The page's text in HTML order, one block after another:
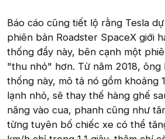
Báo cáo cũng tiết lộ rằng Tesla
phiên bản Roadster SpaceX giới
thống đẩy này, bên cạnh một
"thu nhỏ" hơn. Từ năm 2018, ông
thống này, mô tả nó gồm khoảng
lạnh nhỏ, sẽ thay thế hàng ghế
năng vào cua, phanh cũng như
từng tuyên bố chiếc xe có thể